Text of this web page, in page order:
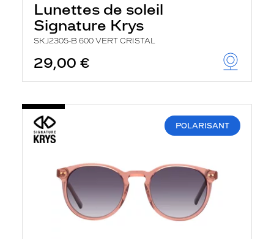
Lunettes de soleil
Signature Krys
SKJ2305-B 600 VERT CRISTAL
29,00 €
POLARISANT